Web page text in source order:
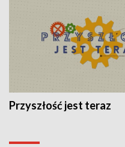
Przyszłość jest teraz